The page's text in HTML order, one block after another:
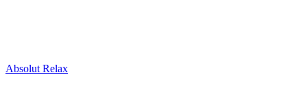
Absolut Relax